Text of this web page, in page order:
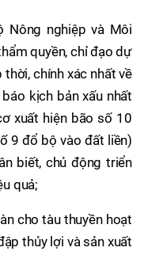
Nông nghiệp và Môi
quyền, chỉ đạo dự
chính xác nhất về
kịch bản xấu nhất
xuất hiện bão số 10
9 đổ bộ vào đất liền)
biết, chủ động triển
quả;
cho tàu thuyền hoạt
thủy lợi và sản xuất